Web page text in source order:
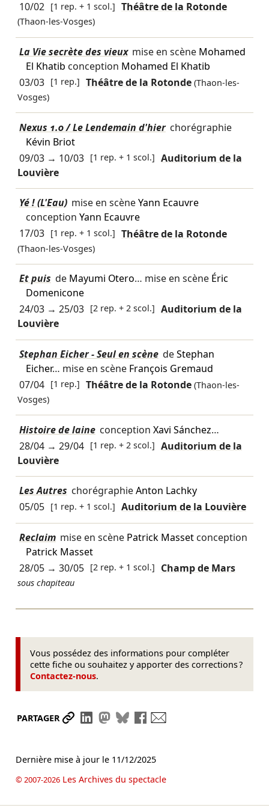
10/02 [1 rep. + 1 scol.] Théâtre de la Rotonde
(Thaon-les-Vosges)
La Vie secrète des vieux mise en scène Mohamed
El Khatib conception Mohamed El Khatib
03/03 [1 rep.] Théâtre de la Rotonde (Thaon-les-
Vosges)
Nexus 1.0 / Le Lendemain d'hier chorégraphie
Kévin Briot
09/03→ 10/03 [1 rep. + 1 scol.] Auditorium de la
Louvière
Yé ! (L'Eau) mise en scèneYann Ecauvre
conception Yann Ecauvre
17/03 [1 rep. + 1 scol.] Théâtre de la Rotonde
(Thaon-les-Vosges)
Et puis de Mayumi Otero… mise en scène Éric
Domenicone
24/03→ 25/03 [2 rep. + 2 scol.] Auditorium de la
Louvière
Stephan Eicher - Seul en scène deStephan
Eicher… mise en scène François Gremaud
07/04 [1 rep.] Théâtre de la Rotonde (Thaon-les-
Vosges)
Histoire de laine conception Xavi Sánchez…
28/04→ 29/04 [1 rep. + 2 scol.] Auditorium de la
Louvière
Les Autres chorégraphieAnton Lachky
05/05 [1 rep. + 1 scol.] Auditorium de la Louvière
Reclaim mise en scène Patrick Massetconception
Patrick Masset
28/05→ 30/05 [2 rep. + 1 scol.] Champ de Mars
sous chapiteau
Vous possédez des informations pour compléter
cette fiche ou souhaitez y apporter des corrections ?
Contactez-nous.
PARTAGER Partager le lien
Partager sur LinkedIn
Partager sur Mastodon
Partager sur Bluesky
Partager sur Facebook
Dernière mise à jour le 11/12/2025
© 2007-2026Les Archives du spectacle